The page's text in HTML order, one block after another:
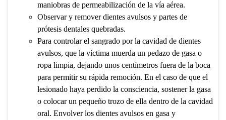
maniobras de permeabilización de la vía aérea.
Observar y remover dientes avulsos y partes de
prótesis dentales quebradas.
Para controlar el sangrado por la cavidad de dientes
avulsos, que la víctima muerda un pedazo de gasa o
ropa limpia, dejando unos centímetros fuera de la boca
para permitir su rápida remoción. En el caso de que el
lesionado haya perdido la consciencia, sostener la gasa
o colocar un pequeño trozo de ella dentro de la cavidad
oral. Envolver los dientes avulsos en gasa y